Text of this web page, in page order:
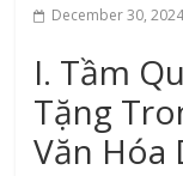
December 30,
I. Tầm
Tặng
Văn Hóa